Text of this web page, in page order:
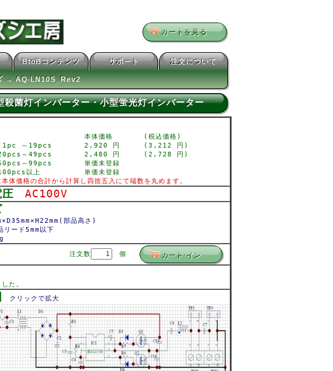
カートを見る
BtoBコンテンツ サポート 注文について
→ AQ-LN10S_Rev2
菌灯インバーター・小型蛍光灯インバーター
本体価格
(税込価格)
1pc ～19pcs
2,920 円
(3,212 円)
～49pcs
2,480 円
(2,728 円)
～99pcs
単価未登録
以上
単価未登録
体価格の合計から計算し四捨五入にて端数を丸めます。
圧 AC100V
部品高さ)
リード5mm以下
注文数 個 カート･イン
た。
クリックで拡大